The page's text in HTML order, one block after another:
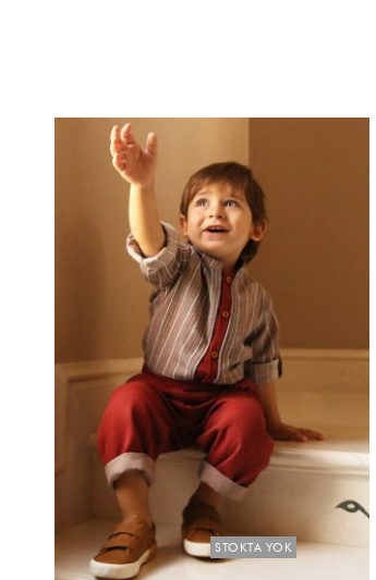
STOKTA YOK